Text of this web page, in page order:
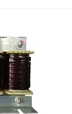
Сравнение
Под заказ